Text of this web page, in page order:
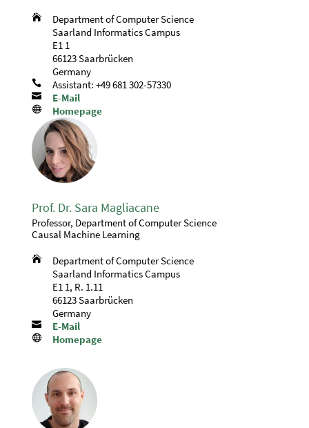

Department of Computer Science
Saarland Informatics Campus
E1 1
66123 Saarbrücken
Germany
 Assistant: +49 681 302-57330
 E-Mail
 Homepage
Prof. Dr. Sara Magliacane
Professor, Department of Computer Science
Causal Machine Learning

Department of Computer Science
Saarland Informatics Campus
E1 1, R. 1.11
66123 Saarbrücken
Germany
 E-Mail
 Homepage